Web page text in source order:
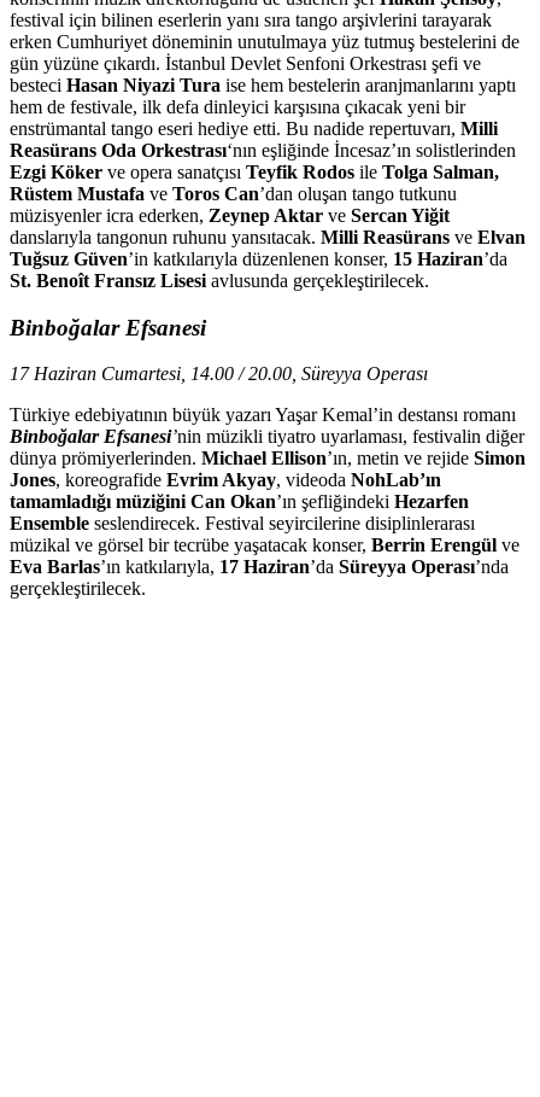
festival için bilinen eserlerin yanı sıra tango arşivlerini tarayarak
erken Cumhuriyet döneminin unutulmaya yüz tutmuş bestelerini de
gün yüzüne çıkardı. İstanbul Devlet Senfoni Orkestrası şefi ve
besteci Hasan Niyazi Tura ise hem bestelerin aranjmanlarını yaptı
hem de festivale, ilk defa dinleyici karşısına çıkacak yeni bir
enstrümantal tango eseri hediye etti. Bu nadide repertuvarı, Milli
Reasürans Oda Orkestrası‘nın eşliğinde İncesaz’ın solistlerinden
Ezgi Köker ve opera sanatçısı Teyfik Rodos ile Tolga Salman,
Rüstem Mustafa ve Toros Can’dan oluşan tango tutkunu
müzisyenler icra ederken, Zeynep Aktar ve Sercan Yiğit
danslarıyla tangonun ruhunu yansıtacak. Milli Reasürans ve Elvan
Tuğsuz Güven’in katkılarıyla düzenlenen konser, 15 Haziran’da
St. Benoît Fransız Lisesi avlusunda gerçekleştirilecek.
Binboğalar Efsanesi
17 Haziran Cumartesi, 14.00 / 20.00, Süreyya Operası
Türkiye edebiyatının büyük yazarı Yaşar Kemal’in destansı romanı
Binboğalar Efsanesi’nin müzikli tiyatro uyarlaması, festivalin diğer
dünya prömiyerlerinden. Michael Ellison’ın, metin ve rejide Simon
Jones, koreografide Evrim Akyay, videoda NohLab’ın
tamamladığı müziğini Can Okan’ın şefliğindeki Hezarfen
Ensemble seslendirecek. Festival seyircilerine disiplinlerarası
müzikal ve görsel bir tecrübe yaşatacak konser, Berrin Erengül ve
Eva Barlas’ın katkılarıyla, 17 Haziran’da Süreyya Operası’nda
gerçekleştirilecek.